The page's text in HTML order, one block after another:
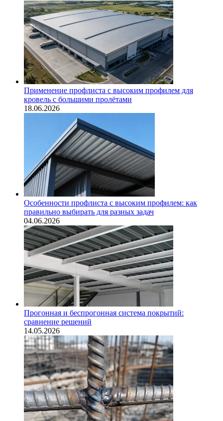
Применение профлиста с высоким профилем для
кровель с большими пролётами
18.06.2026
Особенности профлиста с высоким профилем: как
правильно выбирать для разных задач
04.06.2026
Прогонная и беспрогонная система покрытий:
сравнение решений
14.05.2026